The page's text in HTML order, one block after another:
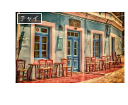
チャイ